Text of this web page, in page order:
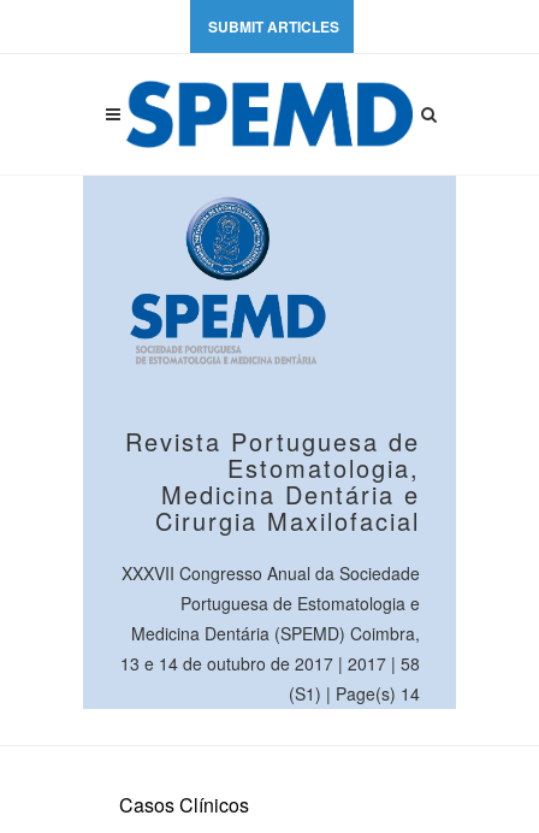
SUBMIT ARTICLES
Revista Portuguesa de
Estomatologia,
Medicina Dentária e
Cirurgia Maxilofacial
XXXVII Congresso Anual da Sociedade
Portuguesa de Estomatologia e
Medicina Dentária (SPEMD) Coimbra,
13 e 14 de outubro de 2017 | 2017 | 58
(S1) | Page(s) 14
Casos Clínicos